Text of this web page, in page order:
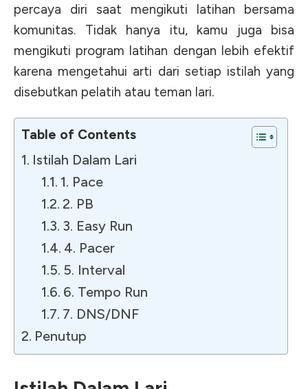
percaya diri saat mengikuti latihan bersama
komunitas. Tidak hanya itu, kamu juga bisa
mengikuti program latihan dengan lebih efektif
karena mengetahui arti dari setiap istilah yang
disebutkan pelatih atau teman lari.
Table of Contents
Istilah Dalam Lari
1. Pace
2. PB
3. Easy Run
4. Pacer
5. Interval
6. Tempo Run
7. DNS/DNF
Penutup